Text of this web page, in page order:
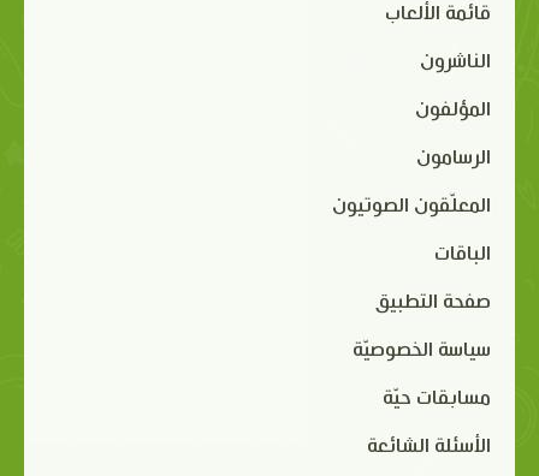
قائمة الألعاب
الناشرون
المؤلفون
الرسامون
المعلّقون الصوتيون
الباقات
صفحة التطبيق
سياسة الخصوصيّة
مسابقات حيّة
الأسئلة الشائعة